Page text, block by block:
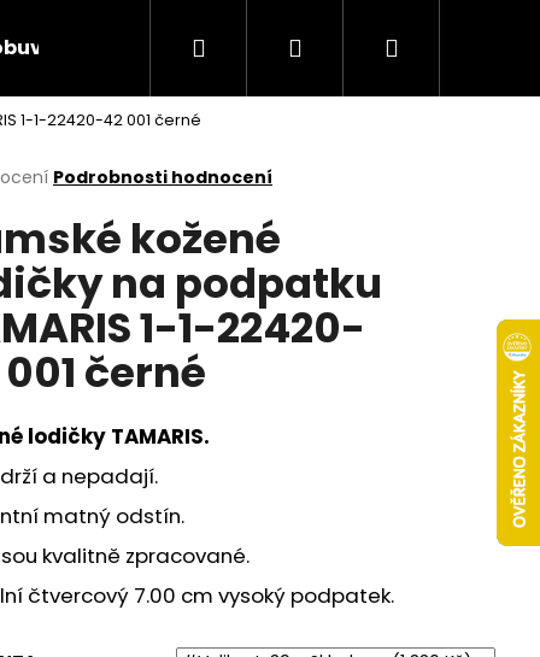
Rieker Výprodej AKCE týdne
Hledat PřihlášeníNákupní
1-1-22420-42 001 černé
Podrobnosti hodnocení
kožené
na podpatku
1-1-22420-
černé
lodičky TAMARIS.
drží a nepadají.
matný odstín.
kvalitně zpracované.
čtvercový 7.00 cm vysoký podpatek.
NA VYŠŠÍM KLÍNKU